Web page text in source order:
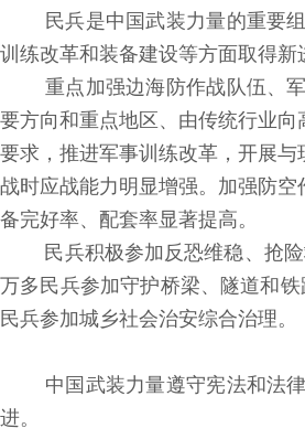
民兵是中国武装力量的重要
训练改革和装备建设等方面取得
重点加强边海防作战队伍、
要方向和重点地区、由传统行业
要求，推进军事训练改革，开展
战时应战能力明显增强。加强防
备完好率、配套率显著提高。
民兵积极参加反恐维稳、抢险
万多民兵参加守护桥梁、隧道和
民兵参加城乡社会治安综合治理。
中国武装力量遵守宪法和法
进。